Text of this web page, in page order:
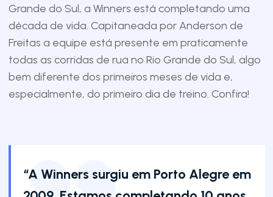
Grande do Sul, a Winners está completando uma
década de vida. Capitaneada por Anderson de
Freitas a equipe está presente em praticamente
todas as corridas de rua no Rio Grande do Sul, algo
bem diferente dos primeiros meses de vida e,
especialmente, do primeiro dia de treino. Confira!
“A Winners surgiu em Porto Alegre em